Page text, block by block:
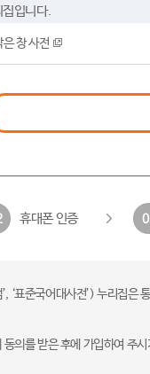
집입니다.
은 창 사전
휴대폰 인증
‘표준국어대사전’) 누리집
의를 받은 후에 가입하여 주